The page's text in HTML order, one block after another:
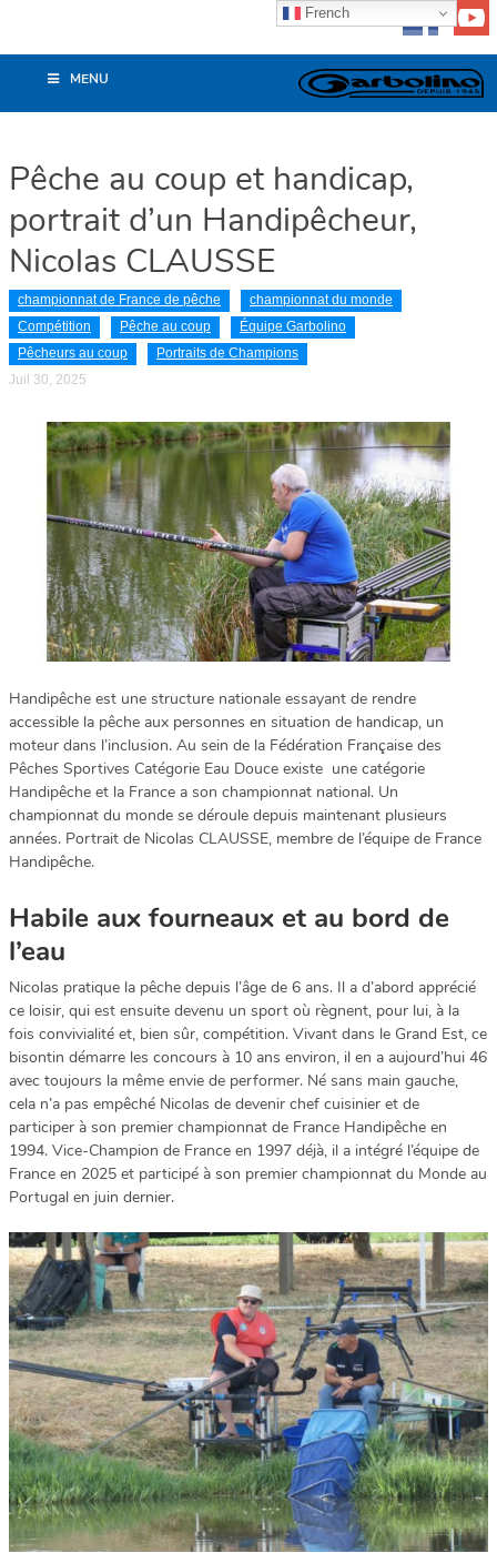
MENU
Pêche au coup et handicap,
portrait d’un Handipêcheur,
Nicolas CLAUSSE
championnat de France de pêche
championnat du monde
Compétition
Pêche au coup
Équipe Garbolino
Pêcheurs au coup
Portraits de Champions
Juil 30, 2025
Handipêche est une structure nationale essayant de rendre
accessible la pêche aux personnes en situation de handicap, un
moteur dans l’inclusion. Au sein de la Fédération Française des
Pêches Sportives Catégorie Eau Douce existe une catégorie
Handipêche et la France a son championnat national. Un
championnat du monde se déroule depuis maintenant plusieurs
années. Portrait de Nicolas CLAUSSE, membre de l’équipe de France
Handipêche.
Habile aux fourneaux et au bord de
l’eau
Nicolas pratique la pêche depuis l’âge de 6 ans. Il a d’abord apprécié
ce loisir, qui est ensuite devenu un sport où règnent, pour lui, à la
fois convivialité et, bien sûr, compétition. Vivant dans le Grand Est, ce
bisontin démarre les concours à 10 ans environ, il en a aujourd’hui 46
avec toujours la même envie de performer. Né sans main gauche,
cela n’a pas empêché Nicolas de devenir chef cuisinier et de
participer à son premier championnat de France Handipêche en
1994. Vice-Champion de France en 1997 déjà, il a intégré l’équipe de
France en 2025 et participé à son premier championnat du Monde au
Portugal en juin dernier.
French